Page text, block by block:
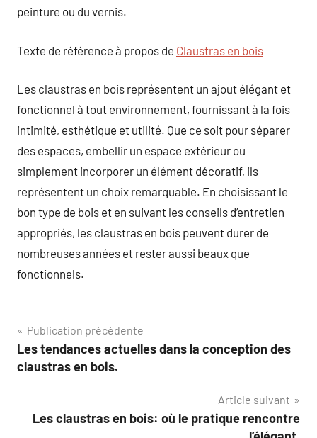
peinture ou du vernis.
Texte de référence à propos de Claustras en bois
Les claustras en bois représentent un ajout élégant et
fonctionnel à tout environnement, fournissant à la fois
intimité, esthétique et utilité. Que ce soit pour séparer
des espaces, embellir un espace extérieur ou
simplement incorporer un élément décoratif, ils
représentent un choix remarquable. En choisissant le
bon type de bois et en suivant les conseils d’entretien
appropriés, les claustras en bois peuvent durer de
nombreuses années et rester aussi beaux que
fonctionnels.
Navigation
de
Publication précédente
Les tendances actuelles dans la conception des
claustras en bois.
Article suivant
Les claustras en bois: où le pratique rencontre